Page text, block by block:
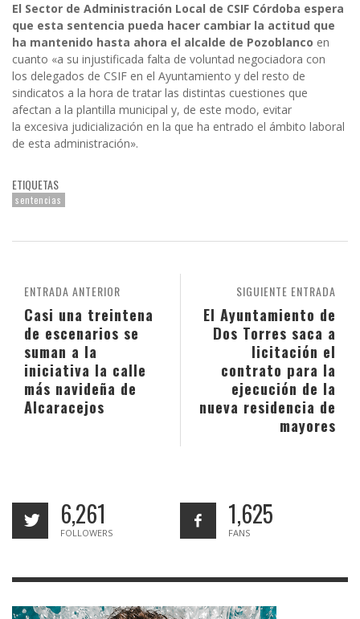
El Sector de Administración Local de CSIF Córdoba espera
que esta sentencia pueda hacer cambiar la actitud que
ha mantenido hasta ahora el alcalde de Pozoblanco en
cuanto «a su injustificada falta de voluntad negociadora con
los delegados de CSIF en el Ayuntamiento y del resto de
sindicatos a la hora de tratar las distintas cuestiones que
afectan a la plantilla municipal y, de este modo, evitar
la excesiva judicialización en la que ha entrado el ámbito laboral
de esta administración».
ETIQUETAS
sentencias
SIGUIENTE ENTRADA
El Ayuntamiento de
Dos Torres saca a
licitación el
contrato para la
ejecución de la
nueva residencia de
mayores
ENTRADA ANTERIOR
Casi una treintena
de escenarios se
suman a la
iniciativa la calle
más navideña de
Alcaracejos
6,261
FOLLOWERS
1,625
FANS